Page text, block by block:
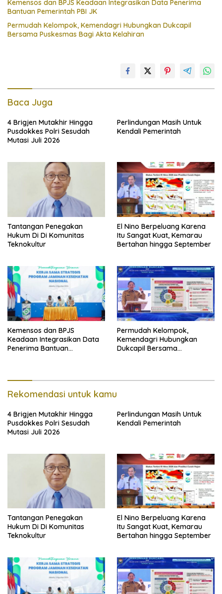
Kemensos dan BPJS Keadaan Integrasikan Data Penerima
Bantuan Pemerintah PBI JK
Permudah Kelompok, Kemendagri Hubungkan Dukcapil
Bersama Puskesmas Bagi Akta Kelahiran
Baca Juga
4 Brigjen Mutakhir Hingga
Pusdokkes Polri Sesudah
Mutasi Juli 2026
Perlindungan Masih Untuk
Kendali Pemerintah
Tantangan Penegakan
Hukum Di Di Komunitas
Teknokultur
El Nino Berpeluang Karena
Itu Sangat Kuat, Kemarau
Bertahan hingga September
Kemensos dan BPJS
Keadaan Integrasikan Data
Penerima Bantuan
Permudah Kelompok,
Kemendagri Hubungkan
Dukcapil Bersama
Rekomendasi untuk kamu
4 Brigjen Mutakhir Hingga
Pusdokkes Polri Sesudah
Mutasi Juli 2026
Perlindungan Masih Untuk
Kendali Pemerintah
Tantangan Penegakan
Hukum Di Di Komunitas
Teknokultur
El Nino Berpeluang Karena
Itu Sangat Kuat, Kemarau
Bertahan hingga September